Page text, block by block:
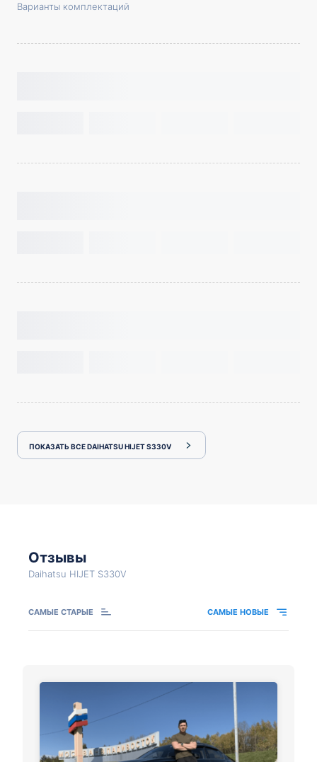
Варианты комплектаций
ПОКАЗАТЬ ВСЕ DAIHATSU HIJET S330V
Отзывы
Daihatsu HIJET S330V
САМЫЕ СТАРЫЕ САМЫЕ НОВЫЕ